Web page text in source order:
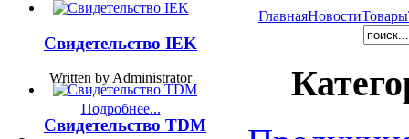
ГлавнаяНовостиТовары
Свидетельство IEK
Written by Administrator
Подробнее...
Свидетельство TDM